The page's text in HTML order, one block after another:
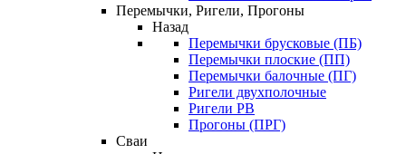
Перемычки, Ригели, Прогоны
Назад
Перемычки брусковые (ПБ)
Перемычки плоские (ПП)
Перемычки балочные (ПГ)
Ригели двухполочные
Ригели РВ
Прогоны (ПРГ)
Сваи